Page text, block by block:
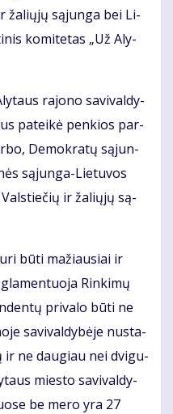
ža­lių­jų są­jun­ga bei Li­
ko­mi­te­tas „Už Aly­
ra­jo­no sa­vi­val­dy­
pa­tei­kė pen­kios par­
De­mok­ra­tų są­jun­
są­jun­ga-Lie­tu­vos
ir ža­lių­jų są­
bū­ti ma­žiau­siai ir
Rin­ki­mų
pri­va­lo bū­ti ne
sa­vi­val­dy­bė­je nu­sta­
ne dau­giau nei dvi­gu­
mies­to sa­vi­val­dy­
be me­ro yra 27